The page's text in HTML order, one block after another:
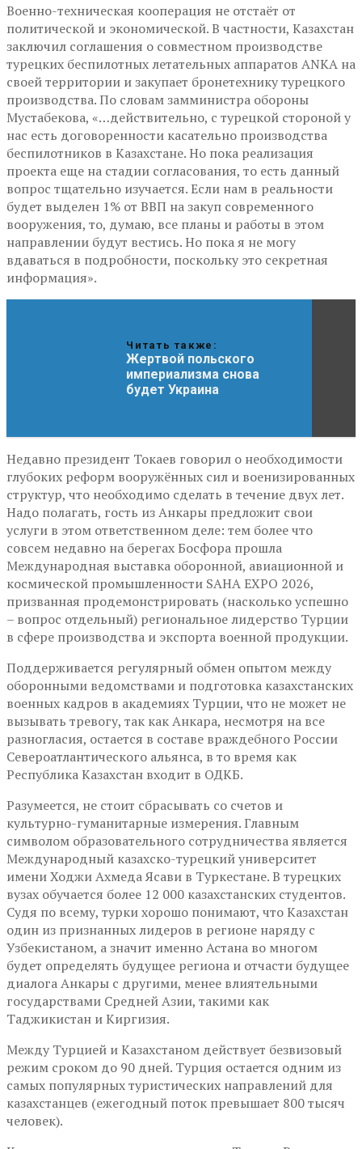
Военно-техническая кооперация не отстаёт от
политической и экономической. В частности, Казахстан
заключил соглашения о совместном производстве
турецких беспилотных летательных аппаратов ANKA на
своей территории и закупает бронетехнику турецкого
производства. По словам замминистра обороны
Мустабекова, «…действительно, с турецкой стороной у
нас есть договоренности касательно производства
беспилотников в Казахстане. Но пока реализация
проекта еще на стадии согласования, то есть данный
вопрос тщательно изучается. Если нам в реальности
будет выделен 1% от ВВП на закуп современного
вооружения, то, думаю, все планы и работы в этом
направлении будут вестись. Но пока я не могу
вдаваться в подробности, поскольку это секретная
информация».
Читать также:
Жертвой польского
империализма снова
будет Украина
Недавно президент Токаев говорил о необходимости
глубоких реформ вооружённых сил и военизированных
структур, что необходимо сделать в течение двух лет.
Надо полагать, гость из Анкары предложит свои
услуги в этом ответственном деле: тем более что
совсем недавно на берегах Босфора прошла
Международная выставка оборонной, авиационной и
космической промышленности SAHA EXPO 2026,
призванная продемонстрировать (насколько успешно
– вопрос отдельный) региональное лидерство Турции
в сфере производства и экспорта военной продукции.
Поддерживается регулярный обмен опытом между
оборонными ведомствами и подготовка казахстанских
военных кадров в академиях Турции, что не может не
вызывать тревогу, так как Анкара, несмотря на все
разногласия, остается в составе враждебного России
Североатлантического альянса, в то время как
Республика Казахстан входит в ОДКБ.
Разумеется, не стоит сбрасывать со счетов и
культурно-гуманитарные измерения. Главным
символом образовательного сотрудничества является
Международный казахско-турецкий университет
имени Ходжи Ахмеда Ясави в Туркестане. В турецких
вузах обучается более 12 000 казахстанских студентов.
Судя по всему, турки хорошо понимают, что Казахстан
один из признанных лидеров в регионе наряду с
Узбекистаном, а значит именно Астана во многом
будет определять будущее региона и отчасти будущее
диалога Анкары с другими, менее влиятельными
государствами Средней Азии, такими как
Таджикистан и Киргизия.
Между Турцией и Казахстаном действует безвизовый
режим сроком до 90 дней. Турция остается одним из
самых популярных туристических направлений для
казахстанцев (ежегодный поток превышает 800 тысяч
человек).